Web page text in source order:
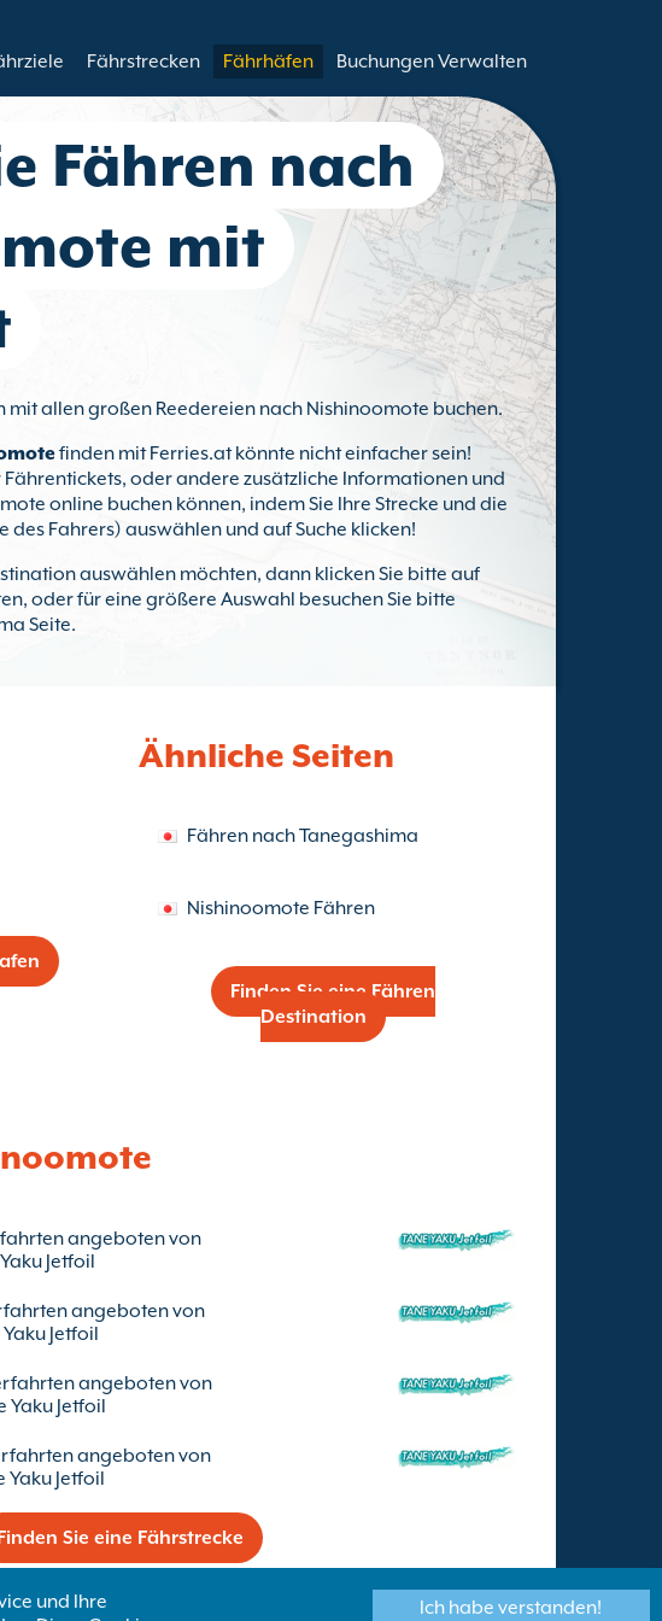
Fährstrecken Fährhäfen Buchungen Verwalten
Fähren nach
mit
mit allen großen Reedereien nach Nishinoomote buchen.
finden mit Ferries.at könnte nicht einfacher sein!
Fährentickets, oder andere zusätzliche Informationen und
online buchen können, indem Sie Ihre Strecke und die
des Fahrers) auswählen und auf Suche klicken!
auswählen möchten, dann klicken Sie bitte auf
oder für eine größere Auswahl besuchen Sie bitte
Seite.
angeboten von
Jetfoil
angeboten von
Jetfoil
angeboten von
Yaku Jetfoil
angeboten von
Yaku Jetfoil
Sie eine Fährstrecke
Ähnliche Seiten
Fähren nach Tanegashima
Nishinoomote Fähren
Finden Sie eine Fähren
Destination
und Ihre
Ich habe verstanden!